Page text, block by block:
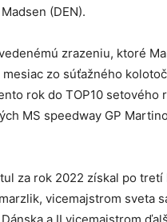
(DEN).
zrazeniu, ktoré
mesiac zo súťažného
rok do TOP10 setového
MS speedway GP
za rok 2022 získal po
vicemajstrom sveta